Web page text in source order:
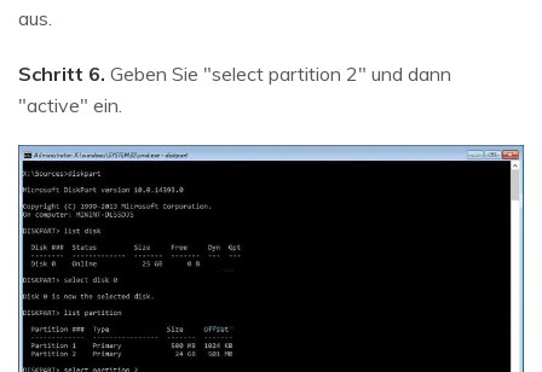
aus.
Schritt 6. Geben Sie "select partition 2" und dann
"active" ein.